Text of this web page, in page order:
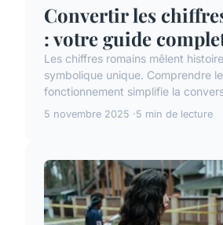
Convertir les
: votre guide
Les chiffres romains mêlent
symbolique unique. Comprendre
fonctionnement simplifie la
5 novembre 2025 5 min de lecture